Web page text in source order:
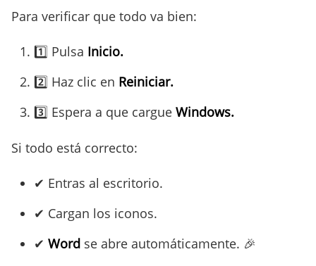
Para verificar que todo va bien:
1️⃣ Pulsa Inicio.
2️⃣ Haz clic en Reiniciar.
3️⃣ Espera a que cargue Windows.
Si todo está correcto:
✔ Entras al escritorio.
✔ Cargan los iconos.
✔ Word se abre automáticamente. 🎉